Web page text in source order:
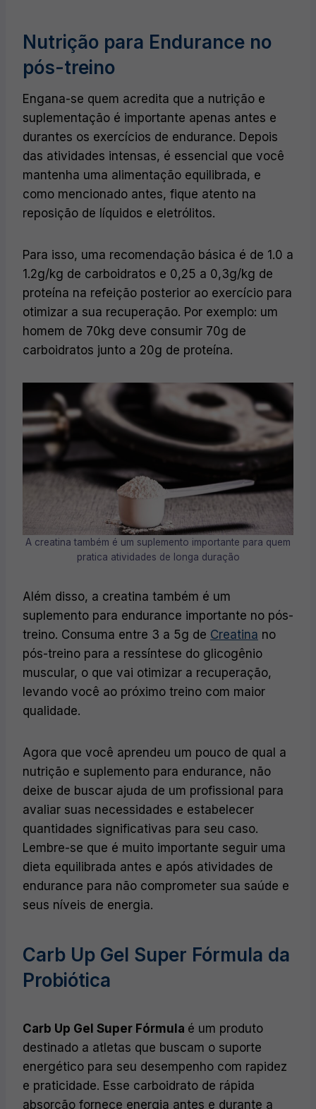
Nutrição para Endurance no
pós-treino
Engana-se quem acredita que a nutrição e
suplementação é importante apenas antes e
durantes os exercícios de endurance. Depois
das atividades intensas, é essencial que você
mantenha uma alimentação equilibrada, e
como mencionado antes, fique atento na
reposição de líquidos e eletrólitos.
Para isso, uma recomendação básica é de 1.0 a
1.2g/kg de carboidratos e 0,25 a 0,3g/kg de
proteína na refeição posterior ao exercício para
otimizar a sua recuperação. Por exemplo: um
homem de 70kg deve consumir 70g de
carboidratos junto a 20g de proteína.
A creatina também é um suplemento importante para quem
pratica atividades de longa duração
Além disso, a creatina também é um
suplemento para endurance importante no pós-
treino. Consuma entre 3 a 5g de Creatina no
pós-treino para a ressíntese do glicogênio
muscular, o que vai otimizar a recuperação,
levando você ao próximo treino com maior
qualidade.
Agora que você aprendeu um pouco de qual a
nutrição e suplemento para endurance, não
deixe de buscar ajuda de um profissional para
avaliar suas necessidades e estabelecer
quantidades significativas para seu caso.
Lembre-se que é muito importante seguir uma
dieta equilibrada antes e após atividades de
endurance para não comprometer sua saúde e
seus níveis de energia.
Carb Up Gel Super Fórmula da
Probiótica
Carb Up Gel Super Fórmula é um produto
destinado a atletas que buscam o suporte
energético para seu desempenho com rapidez
e praticidade. Esse carboidrato de rápida
absorção fornece energia antes e durante a